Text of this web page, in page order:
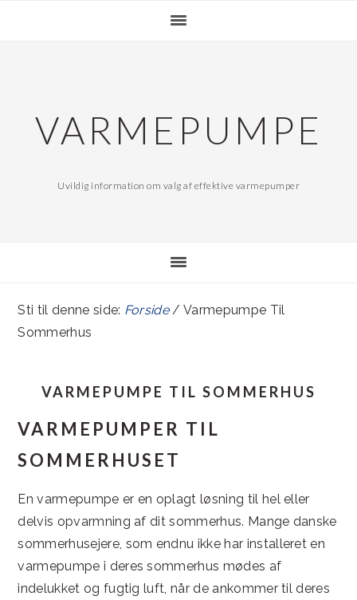
VARMEPUMPE
Uvildig information om valg af effektive varmepumper
Sti til denne side: Forside/ Varmepumpe Til
Sommerhus
VARMEPUMPE TIL SOMMERHUS
VARMEPUMPER TIL
SOMMERHUSET
En varmepumpe er en oplagt løsning til hel eller
delvis opvarmning af dit sommerhus. Mange danske
sommerhusejere, som endnu ikke har installeret en
varmepumpe i deres sommerhus mødes af
indelukket og fugtig luft, når de ankommer til deres